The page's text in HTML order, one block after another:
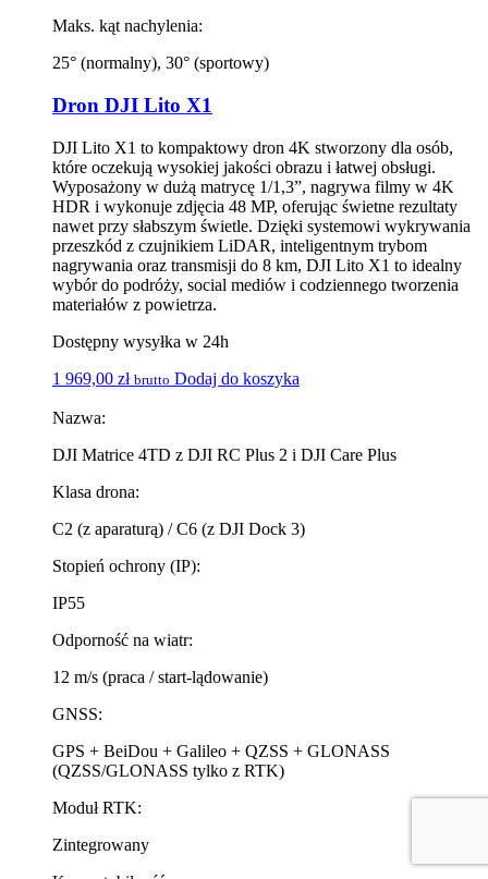
Maks. kąt nachylenia:
25° (normalny), 30° (sportowy)
Dron DJI Lito X1
DJI Lito X1 to kompaktowy dron 4K stworzony dla osób,
które oczekują wysokiej jakości obrazu i łatwej obsługi.
Wyposażony w dużą matrycę 1/1,3”, nagrywa filmy w 4K
HDR i wykonuje zdjęcia 48 MP, oferując świetne rezultaty
nawet przy słabszym świetle. Dzięki systemowi wykrywania
przeszkód z czujnikiem LiDAR, inteligentnym trybom
nagrywania oraz transmisji do 8 km, DJI Lito X1 to idealny
wybór do podróży, social mediów i codziennego tworzenia
materiałów z powietrza.
Dostępny wysyłka w 24h
1 969,00 zł brutto Dodaj do koszyka
Nazwa:
DJI Matrice 4TD z DJI RC Plus 2 i DJI Care Plus
Klasa drona:
C2 (z aparaturą) / C6 (z DJI Dock 3)
Stopień ochrony (IP):
IP55
Odporność na wiatr:
12 m/s (praca / start-lądowanie)
GNSS:
GPS + BeiDou + Galileo + QZSS + GLONASS
(QZSS/GLONASS tylko z RTK)
Moduł RTK:
Zintegrowany